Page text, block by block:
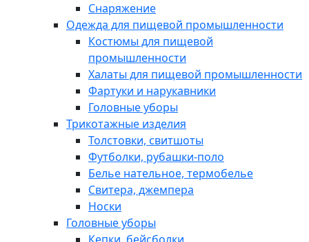
Снаряжение
Одежда для пищевой промышленности
Костюмы для пищевой
промышленности
Халаты для пищевой промышленности
Фартуки и нарукавники
Головные уборы
Трикотажные изделия
Толстовки, свитшоты
Футболки, рубашки-поло
Белье нательное, термобелье
Свитера, джемпера
Носки
Головные уборы